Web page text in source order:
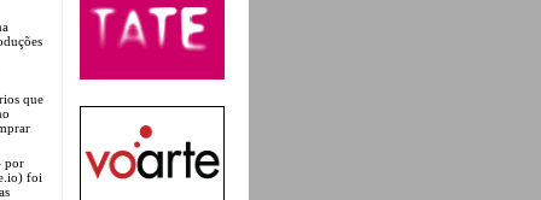
que
por
foi